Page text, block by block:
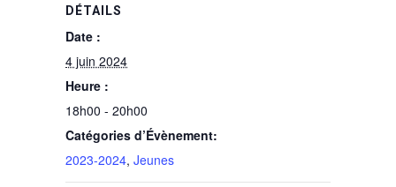
DÉTAILS
Date :
4 juin 2024
Heure :
18h00 - 20h00
Catégories d’Évènement:
2023-2024, Jeunes